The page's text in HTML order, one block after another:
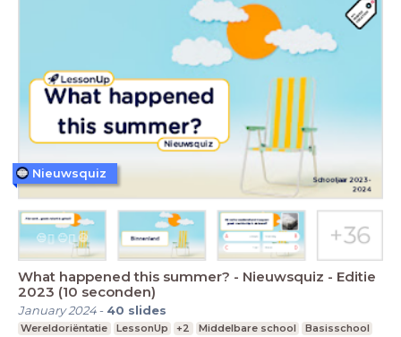
What happened this summer? - Nieuwsquiz - Editie
2023 (10 seconden)
January 2024- 40 slides
Wereldoriëntatie LessonUp +2 Middelbare school
Basisschool
Nieuwsquiz